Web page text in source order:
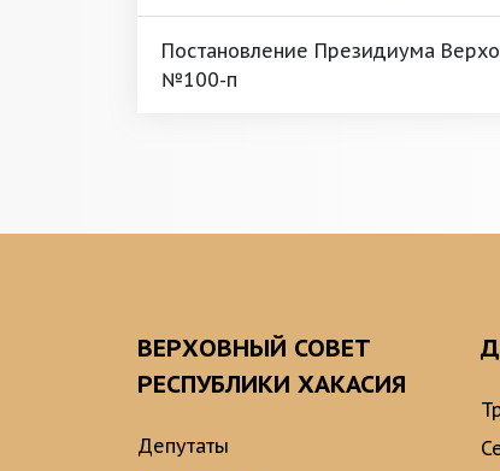
Постановление Президиума
№100-п
ВЕРХОВНЫЙ СОВЕТ
РЕСПУБЛИКИ ХАКАСИЯ
Депутаты